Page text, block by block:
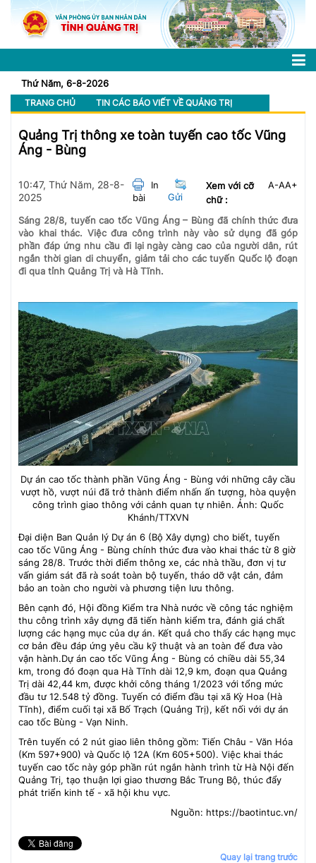
Thứ Năm, 6-8-2026
TRANG CHỦ TIN CÁC BÁO VIẾT VỀ QUẢNG TRỊ
Quảng Trị thông xe toàn tuyến cao tốc Vũng
Áng - Bùng
10:47, Thứ Năm, 28-8-
2025
In
bài
Gửi
Xem với cỡ
chữ :
A-AA+
Sáng 28/8, tuyến cao tốc Vũng Áng – Bùng đã chính thức đưa
vào khai thác. Việc đưa công trình này vào sử dụng đã góp
phần đáp ứng nhu cầu đi lại ngày càng cao của người dân, rút
ngắn thời gian di chuyển, giảm tải cho các tuyến Quốc lộ đoạn
đi qua tỉnh Quảng Trị và Hà Tĩnh.
Dự án cao tốc thành phần Vũng Áng - Bùng với những cây cầu
vượt hồ, vượt núi đã trở thành điểm nhấn ấn tượng, hòa quyện
công trình giao thông với cảnh quan tự nhiên. Ảnh: Quốc
Khánh/TTXVN
Đại diện Ban Quản lý Dự án 6 (Bộ Xây dựng) cho biết, tuyến
cao tốc Vũng Áng - Bùng chính thức đưa vào khai thác từ 8 giờ
sáng 28/8. Trước thời điểm thông xe, các nhà thầu, đơn vị tư
vấn giám sát đã rà soát toàn bộ tuyến, tháo dỡ vật cản, đảm
bảo an toàn cho người và phương tiện lưu thông.
Bên cạnh đó, Hội đồng Kiểm tra Nhà nước về công tác nghiệm
thu công trình xây dựng đã tiến hành kiểm tra, đánh giá chất
lượng các hạng mục của dự án. Kết quả cho thấy các hạng mục
cơ bản đều đáp ứng yêu cầu kỹ thuật và an toàn để đưa vào
vận hành.Dự án cao tốc Vũng Áng - Bùng có chiều dài 55,34
km, trong đó đoạn qua Hà Tĩnh dài 12,9 km, đoạn qua Quảng
Trị dài 42,44 km, được khởi công tháng 1/2023 với tổng mức
đầu tư 12.548 tỷ đồng. Tuyến có điểm đầu tại xã Kỳ Hoa (Hà
Tĩnh), điểm cuối tại xã Bố Trạch (Quảng Trị), kết nối với dự án
cao tốc Bùng - Vạn Ninh.
Trên tuyến có 2 nút giao liên thông gồm: Tiến Châu - Văn Hóa
(Km 597+900) và Quốc lộ 12A (Km 605+500). Việc khai thác
tuyến cao tốc này góp phần rút ngắn hành trình từ Hà Nội đến
Quảng Trị, tạo thuận lợi giao thương Bắc Trung Bộ, thúc đẩy
phát triển kinh tế - xã hội khu vực.
Nguồn: https://baotintuc.vn/
Quay lại trang trước